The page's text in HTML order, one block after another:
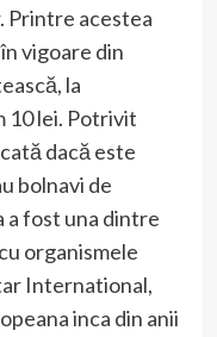
Printre acestea
vigoare din
la
10 lei. Potrivit
dacă este
bolnavi de
a fost una dintre
organismele
International,
inca din anii